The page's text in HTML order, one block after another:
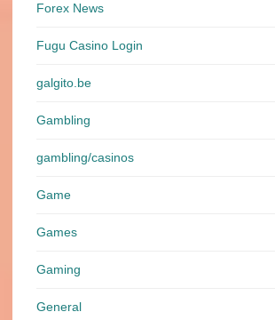
Forex News
Fugu Casino Login
galgito.be
Gambling
gambling/casinos
Game
Games
Gaming
General